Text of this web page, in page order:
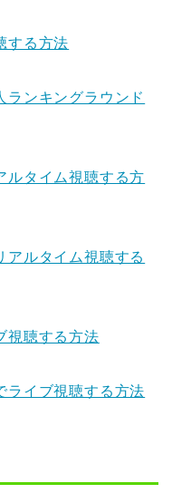
する方法
ランキングラウンド
ルタイム視聴する方
アルタイム視聴する
視聴する方法
ライブ視聴する方法